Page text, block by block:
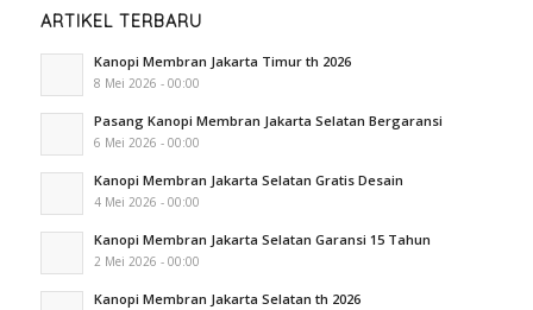
ARTIKEL TERBARU
Kanopi Membran Jakarta Timur th 2026
8 Mei 2026 - 00:00
Pasang Kanopi Membran Jakarta Selatan Bergaransi
6 Mei 2026 - 00:00
Kanopi Membran Jakarta Selatan Gratis Desain
4 Mei 2026 - 00:00
Kanopi Membran Jakarta Selatan Garansi 15 Tahun
2 Mei 2026 - 00:00
Kanopi Membran Jakarta Selatan th 2026